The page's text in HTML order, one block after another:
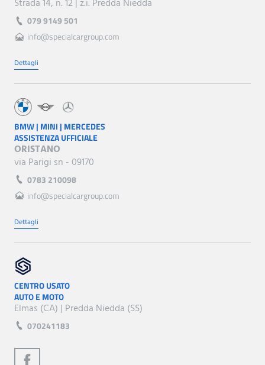
Strada 14, n. 12 | z.i. Predda Niedda
079 9149 501
info@specialcargroup.com
Dettagli
BMW | MINI | MERCEDES
ASSISTENZA UFFICIALE
ORISTANO
via Parigi sn - 09170
0783 210098
info@specialcargroup.com
Dettagli
CENTRO USATO
AUTO E MOTO
Elmas (CA) | Predda Niedda (SS)
070241183